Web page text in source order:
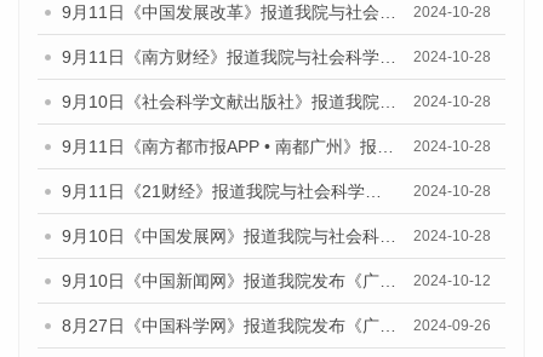
9月11日《中国发展改革》报道我院与社会科学文献出版社联合发布了《广州蓝皮书：广州金融发展报告（2024）》的媒体文章 2024-10-28
9月11日《南方财经》报道我院与社会科学文献出版社联合发布了《广州蓝皮书：广州金融发展报告（2024）》的媒体文章 2024-10-28
9月10日《社会科学文献出版社》报道我院与社会科学文献出版社联合发布了《广州蓝皮书：广州金融发展报告（2024）》的媒体文章 2024-10-28
9月11日《南方都市报APP • 南都广州》报道我院与社会科学文献出版社联合发布了《广州蓝皮书：广州金融发展报告（2024）》的媒体文章 2024-10-28
9月11日《21财经》报道我院与社会科学文献出版社联合发布了《广州蓝皮书：广州金融发展报告（2024）》的媒体文章 2024-10-28
9月10日《中国发展网》报道我院与社会科学文献出版社联合发布了《广州蓝皮书：广州金融发展报告（2024）》的媒体文章 2024-10-28
9月10日《中国新闻网》报道我院发布《广州蓝皮书：广州金融发展报告(2024)》的媒体文章 2024-10-12
8月27日《中国科学网》报道我院发布《广州蓝皮书：广州创新型城市发展报告（2024）》的媒体文章 2024-09-26